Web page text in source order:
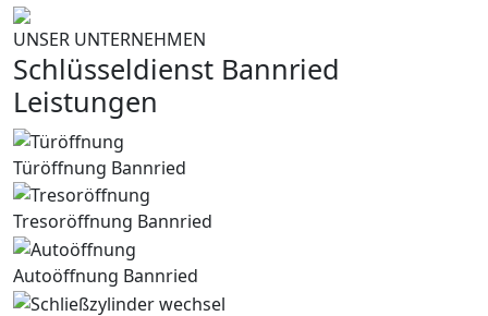
UNSER UNTERNEHMEN
Schlüsseldienst Bannried
Leistungen
Türöffnung Bannried
Tresoröffnung Bannried
Autoöffnung Bannried